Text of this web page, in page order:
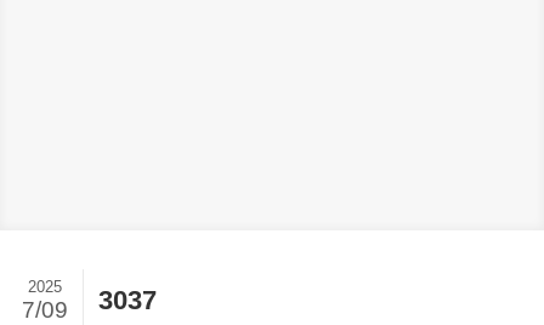
3037
2025
7/09